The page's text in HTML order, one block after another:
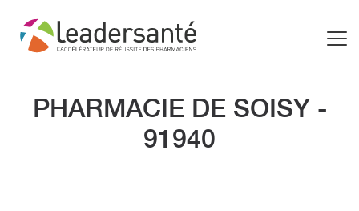
PHARMACIE DE SOISY -
91940